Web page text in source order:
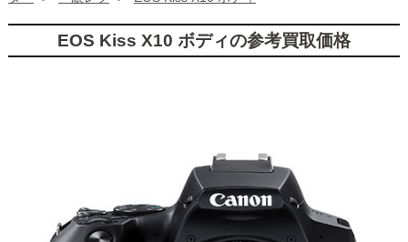
EOS Kiss X10 ボディの参考買取価格